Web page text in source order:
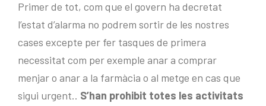
Primer de tot, com que el govern ha decretat
l’estat d’alarma no podrem sortir de les nostres
cases excepte per fer tasques de primera
necessitat com per exemple anar a comprar
menjar o anar a la farmàcia o al metge en cas que
sigui urgent.. S’han prohibit totes les activitats